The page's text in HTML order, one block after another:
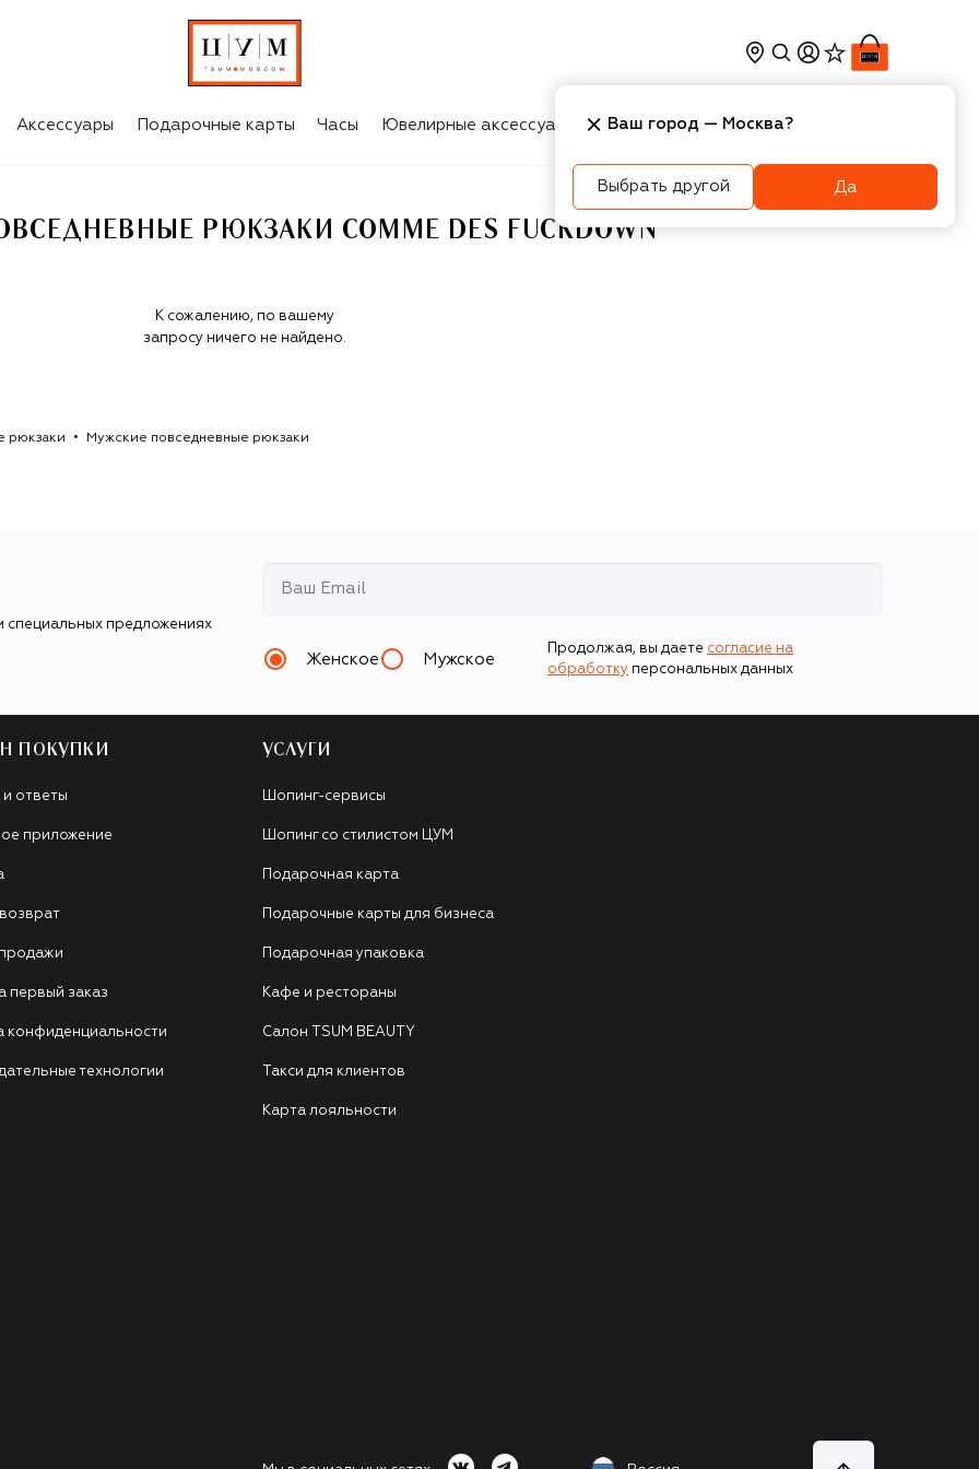
МУЖСКИЕ ПОВСЕДНЕВНЫЕ РЮКЗАКИ COMME DES FUCKDOWN
Аксессуары Подарочные карты Часы Ювелирные аксессуары Косметика Интерьер
РЮКЗАКИ COMME DES FUCKDOWN
К сожалению, по вашему
запросу ничего не найдено.
рюкзаки Мужские повседневные рюкзаки
специальных предложениях
Женское Мужское
Продолжая, вы даете согласие на
обработку персональных данных
ПОКУПКИ
ответы
приложение
первый заказ
конфиденциальности
технологии
УСЛУГИ
Шопинг-сервисы
Шопинг со стилистом ЦУМ
Подарочная карта
Подарочные карты для бизнеса
Подарочная упаковка
Кафе и рестораны
Салон TSUM BEAUTY
Такси для клиентов
Карта лояльности
Ваш город — Москва?
Выбрать другой Да